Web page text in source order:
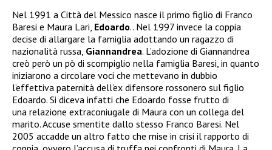
Nel 1991 a Città del Messico nasce il primo figlio di Franco
Baresi e Maura Lari, Edoardo.. Nel 1997 invece la coppia
decise di allargare la famiglia adottando un ragazzo di
nazionalità russa, Giannandrea. L’adozione di Giannandrea
creò però un pò di scompiglio nella famiglia Baresi, in quanto
iniziarono a circolare voci che mettevano in dubbio
l’effettiva paternità dell’ex difensore rossonero sul figlio
Edoardo. Si diceva infatti che Edoardo fosse frutto di
una relazione extraconiugale di Maura con un collega del
marito. Accuse smentite dallo stesso Franco Baresi. Nel
2005 accadde un altro fatto che mise in crisi il rapporto di